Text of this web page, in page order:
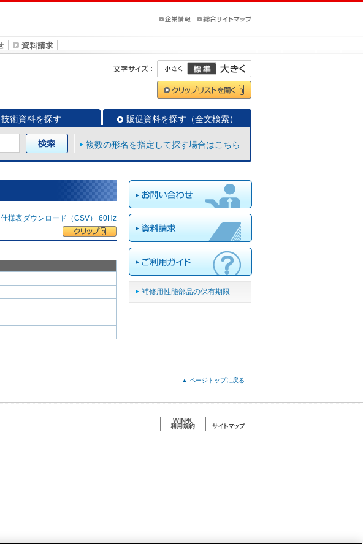
技術資料を探す 販促資料を探す（全文検索）
複数の形名を指定して探す場合はこちら
仕様表ダウンロード（CSV） 60Hz
補修用性能部品の保有期限
▲ ページトップに戻る